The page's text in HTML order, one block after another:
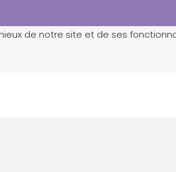
de notre site et de ses